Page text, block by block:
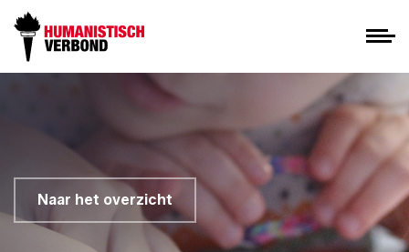
Naar het overzicht